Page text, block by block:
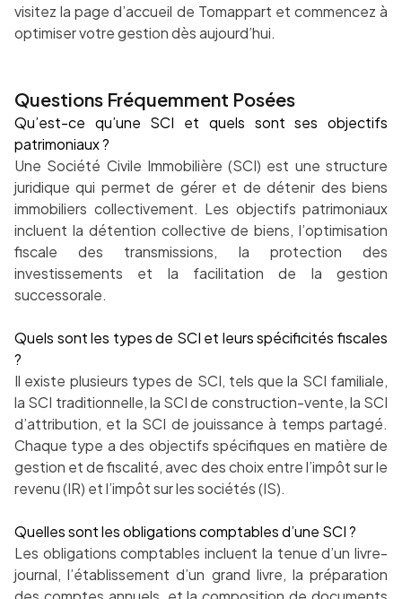
visitez la page d’accueil de Tomappart et commencez à
optimiser votre gestion dès aujourd’hui.
Questions Fréquemment Posées
Qu’est-ce qu’une SCI et quels sont ses objectifs
patrimoniaux ?
Une Société Civile Immobilière (SCI) est une structure
juridique qui permet de gérer et de détenir des biens
immobiliers collectivement. Les objectifs patrimoniaux
incluent la détention collective de biens, l’optimisation
fiscale des transmissions, la protection des
investissements et la facilitation de la gestion
successorale.
Quels sont les types de SCI et leurs spécificités fiscales
?
Il existe plusieurs types de SCI, tels que la SCI familiale,
la SCI traditionnelle, la SCI de construction-vente, la SCI
d’attribution, et la SCI de jouissance à temps partagé.
Chaque type a des objectifs spécifiques en matière de
gestion et de fiscalité, avec des choix entre l’impôt sur le
revenu (IR) et l’impôt sur les sociétés (IS).
Quelles sont les obligations comptables d’une SCI ?
Les obligations comptables incluent la tenue d’un livre-
journal, l’établissement d’un grand livre, la préparation